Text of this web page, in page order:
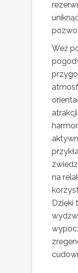
Weź
na
Dzięki